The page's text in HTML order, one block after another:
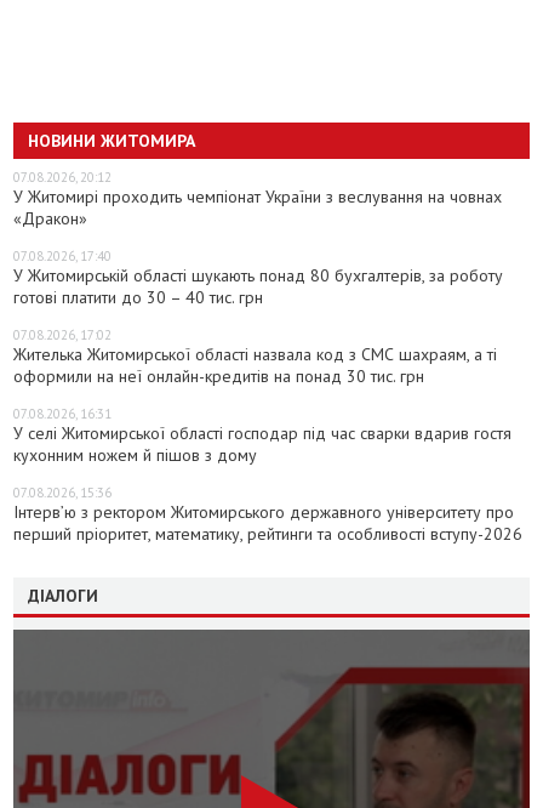
НОВИНИ ЖИТОМИРА
07.08.2026, 20:12
У Житомирі проходить чемпіонат України з веслування на човнах
«Дракон»
07.08.2026, 17:40
У Житомирській області шукають понад 80 бухгалтерів, за роботу
готові платити до 30 – 40 тис. грн
07.08.2026, 17:02
Жителька Житомирської області назвала код з СМС шахраям, а ті
оформили на неї онлайн-кредитів на понад 30 тис. грн
07.08.2026, 16:31
У селі Житомирської області господар під час сварки вдарив гостя
кухонним ножем й пішов з дому
07.08.2026, 15:36
Інтерв’ю з ректором Житомирського державного університету про
перший пріоритет, математику, рейтинги та особливості вступу-2026
ДІАЛОГИ